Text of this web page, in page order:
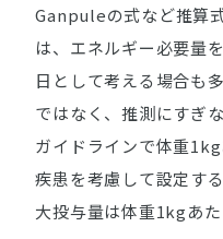
Ganpuleの式など推算
は、エネルギー必要量
日として考える場合も
ではなく、推測にすぎ
ガイドラインで体重
疾患を考慮して設定す
大投与量は体重1kgあ